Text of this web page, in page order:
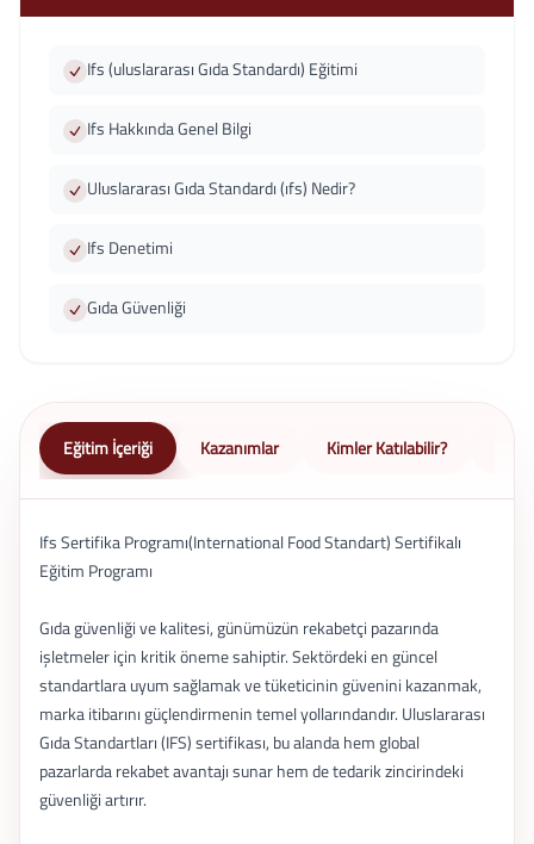
Ifs (uluslararası Gıda Standardı) Eğitimi
Ifs Hakkında Genel Bilgi
Uluslararası Gıda Standardı (ıfs) Nedir?
Ifs Denetimi
Gıda Güvenliği
Eğitim İçeriği Kazanımlar Kimler Katılabilir?
Ifs Sertifika Programı(International Food Standart) Sertifikalı
Eğitim Programı
Gıda güvenliği ve kalitesi, günümüzün rekabetçi pazarında
işletmeler için kritik öneme sahiptir. Sektördeki en güncel
standartlara uyum sağlamak ve tüketicinin güvenini kazanmak,
marka itibarını güçlendirmenin temel yollarındandır. Uluslararası
Gıda Standartları (IFS) sertifikası, bu alanda hem global
pazarlarda rekabet avantajı sunar hem de tedarik zincirindeki
güvenliği artırır.